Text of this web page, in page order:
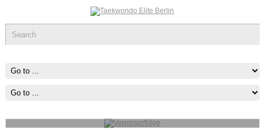
Vereinserfolge
wovon du träumst ,Fang Damit An!